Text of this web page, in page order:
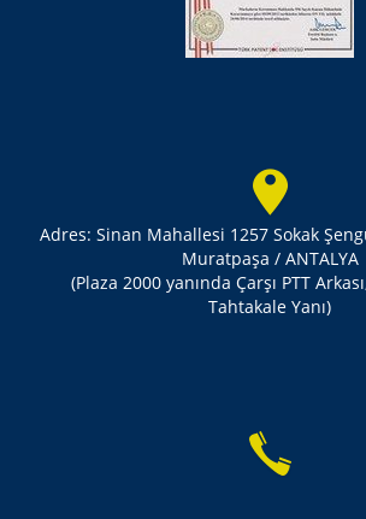
Adres: Sinan Mahallesi 1257 Sokak
Muratpaşa / ANTALYA
(Plaza 2000 yanında Çarşı PTT
Tahtakale Yanı)